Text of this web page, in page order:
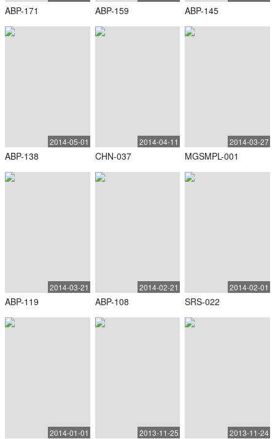
ABP-171 ABP-159 ABP-145
2014-05-01
ABP-138
2014-04-11
CHN-037
2014-03-27
MGSMPL-001
2014-03-21
ABP-119
2014-02-21
ABP-108
2014-02-01
SRS-022
2014-01-01 2013-11-25 2013-11-24